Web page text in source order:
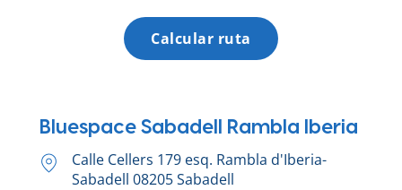
Calcular ruta
Bluespace Sabadell Rambla Iberia
Calle Cellers 179 esq. Rambla d'Iberia-
Sabadell 08205 Sabadell